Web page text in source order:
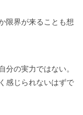
限界が来ることも想
分の実力ではない。
感じられないはずで